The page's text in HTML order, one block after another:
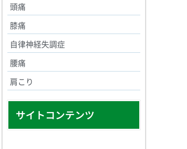
頭痛
膝痛
自律神経失調症
腰痛
肩こり
サイトコンテンツ